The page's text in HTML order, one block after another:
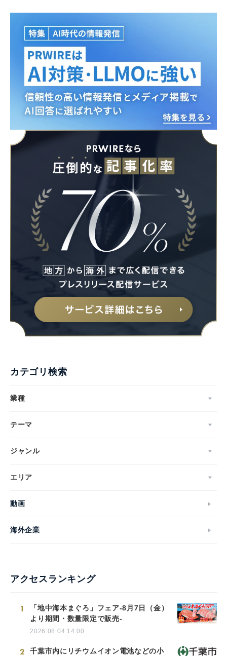
カテゴリ検索
業種
テーマ
ジャンル
エリア
動画
海外企業
アクセスランキング
1
「地中海本まぐろ」フェア-8月7日（金）
より期間・数量限定で販売-
2026.08.04 14:00
2 千葉市内にリチウムイオン電池などの小